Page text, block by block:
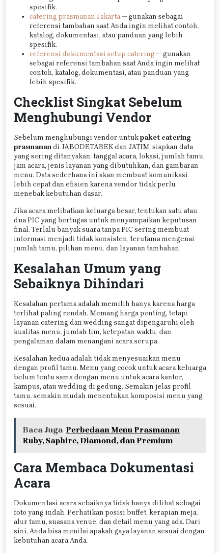
spesifik.
catering prasmanan Jakarta— gunakan sebagai
referensi tambahan saat Anda ingin melihat contoh,
katalog, dokumentasi, atau panduan yang lebih
spesifik.
referensi dokumentasi setup catering — gunakan
sebagai referensi tambahan saat Anda ingin melihat
contoh, katalog, dokumentasi, atau panduan yang
lebih spesifik.
Checklist Singkat Sebelum
Menghubungi Vendor
Sebelum menghubungi vendor untukpaket catering
prasmanandi JABODETABEK dan JATIM, siapkan data
yang sering ditanyakan: tanggal acara, lokasi, jumlah tamu,
jam acara, jenis layanan yang dibutuhkan, dan gambaran
menu. Data sederhana ini akan membuat komunikasi
lebih cepat dan efisien karena vendor tidak perlu
menebak kebutuhan dasar.
Jika acara melibatkan keluarga besar, tentukan satu atau
dua PIC yang bertugas untuk menyampaikan keputusan
final. Terlalu banyak suara tanpa PIC sering membuat
informasi menjadi tidak konsisten, terutama mengenai
jumlah tamu, pilihan menu, dan layanan tambahan.
Kesalahan Umum yang
Sebaiknya Dihindari
Kesalahan pertama adalah memilih hanya karena harga
terlihat paling rendah. Memang harga penting, tetapi
layanan catering dan wedding sangat dipengaruhi oleh
kualitas menu, jumlah tim, ketepatan waktu, dan
pengalaman dalam menangani acara serupa.
Kesalahan kedua adalah tidak menyesuaikan menu
dengan profil tamu. Menu yang cocok untuk acara keluarga
belum tentu sama dengan menu untuk acara kantor,
kampus, atau wedding di gedung. Semakin jelas profil
tamu, semakin mudah menentukan komposisi menu yang
sesuai.
Baca Juga Perbedaan Menu Prasmanan
Ruby, Saphire, Diamond, dan Premium
Cara Membaca Dokumentasi
Acara
Dokumentasi acara sebaiknya tidak hanya dilihat sebagai
foto yang indah. Perhatikan posisi buffet, kerapian meja,
alur tamu, suasana venue, dan detail menu yang ada. Dari
sini, Anda bisa menilai apakah gaya layanan sesuai dengan
kebutuhan acara Anda.